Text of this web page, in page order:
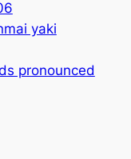
yaki
pronounced